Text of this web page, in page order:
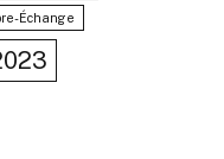
Échange